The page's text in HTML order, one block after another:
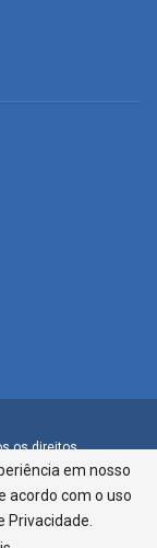
os direitos
São José |
- CI Centro de
em nosso
acordo com o uso